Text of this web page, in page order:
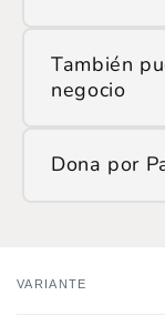
Ingresa el
transacción.
También
negocio
Si prefieres
ATH Móvil
Dona por
Tu
VARIANTE